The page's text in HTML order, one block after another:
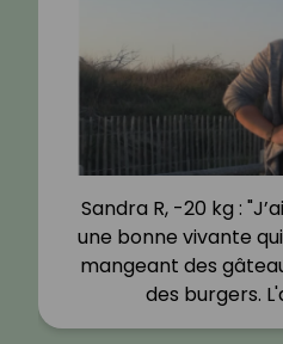
Sandra R, -20 kg :
une bonne vivante
mangeant des
des burgers.